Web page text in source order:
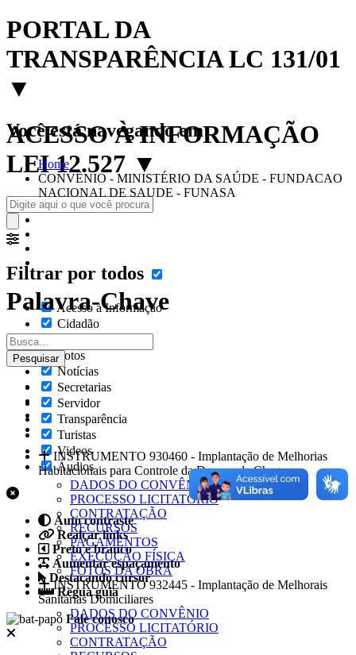
PORTAL DA
TRANSPARÊNCIA LC 131/01
▼
ACESSO À INFORMAÇÃO
LEI 12.527 ▼
Filtrar por todos
Acesso à Informação
Cidadão
Fotos
Notícias
Secretarias
Servidor
Transparência
Turistas
Videos
Áudios
Auto contraste
Realçar links
Preto e branco
Aumentar espaçamento
Destacando cursor
Regua guia
Fale conosco
Você está navegando em:
Home
CONVÊNIO - MINISTÉRIO DA SAÚDE - FUNDACAO
NACIONAL DE SAUDE - FUNASA
Palavra-Chave
INSTRUMENTO 930460 - Implantação de Melhorias
Habitacionais para Controle da Doença de Chagas
DADOS DO CONVÊNIO
PROCESSO LICITATÓRIO
CONTRATAÇÃO
RECURSOS
PAGAMENTOS
EXECUÇÃO FÍSICA
FOTOS DA OBRA
INSTRUMENTO 932445 - Implantação de Melhorais
Sanitárias Domiciliares
DADOS DO CONVÊNIO
PROCESSO LICITATÓRIO
CONTRATAÇÃO